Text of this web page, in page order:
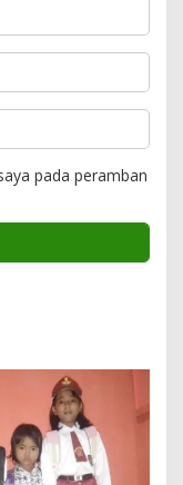
pada peramban